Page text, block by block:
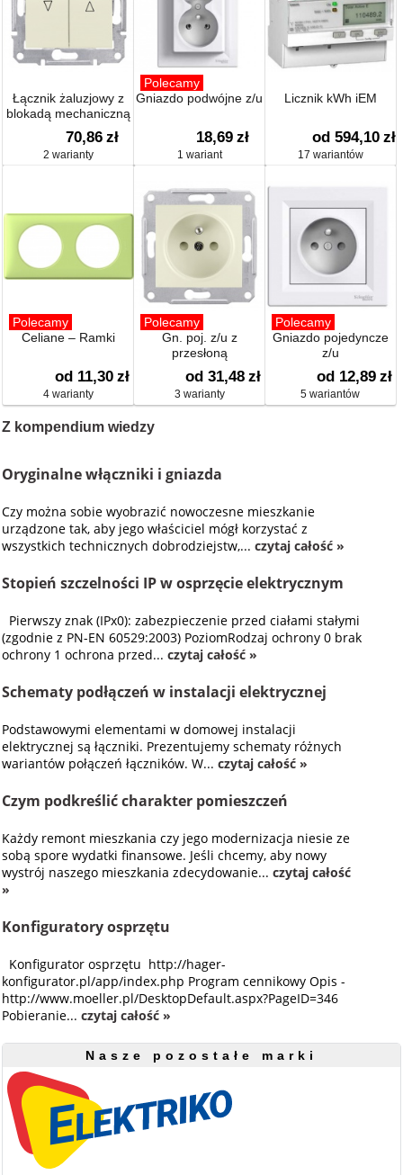
Łącznik żaluzjowy z
blokadą mechaniczną
70,86 zł
2 warianty
Polecamy
Gniazdo podwójne z/u
18,69 zł
1 wariant
Licznik kWh iEM
od 594,10 zł
17 wariantów
Polecamy
Celiane – Ramki
od 11,30 zł
4 warianty
Polecamy
Gn. poj. z/u z
przesłoną
od 31,48 zł
3 warianty
Polecamy
Gniazdo pojedyncze
z/u
od 12,89 zł
5 wariantów
Z kompendium wiedzy
Oryginalne włączniki i gniazda
Czy można sobie wyobrazić nowoczesne mieszkanie
urządzone tak, aby jego właściciel mógł korzystać z
wszystkich technicznych dobrodziejstw,...czytaj całość »
Stopień szczelności IP w osprzęcie elektrycznym
Pierwszy znak (IPx0): zabezpieczenie przed ciałami stałymi
(zgodnie z PN-EN 60529:2003) PoziomRodzaj ochrony 0 brak
ochrony 1 ochrona przed...czytaj całość »
Schematy podłączeń w instalacji elektrycznej
Podstawowymi elementami w domowej instalacji
elektrycznej są łączniki. Prezentujemy schematy różnych
wariantów połączeń łączników. W...czytaj całość »
Czym podkreślić charakter pomieszczeń
Każdy remont mieszkania czy jego modernizacja niesie ze
sobą spore wydatki finansowe. Jeśli chcemy, aby nowy
wystrój naszego mieszkania zdecydowanie...czytaj całość
»
Konfiguratory osprzętu
Konfigurator osprzętu http://hager-
konfigurator.pl/app/index.php Program cennikowy Opis -
http://www.moeller.pl/DesktopDefault.aspx?PageID=346
Pobieranie...czytaj całość »
Nasze pozostałe marki